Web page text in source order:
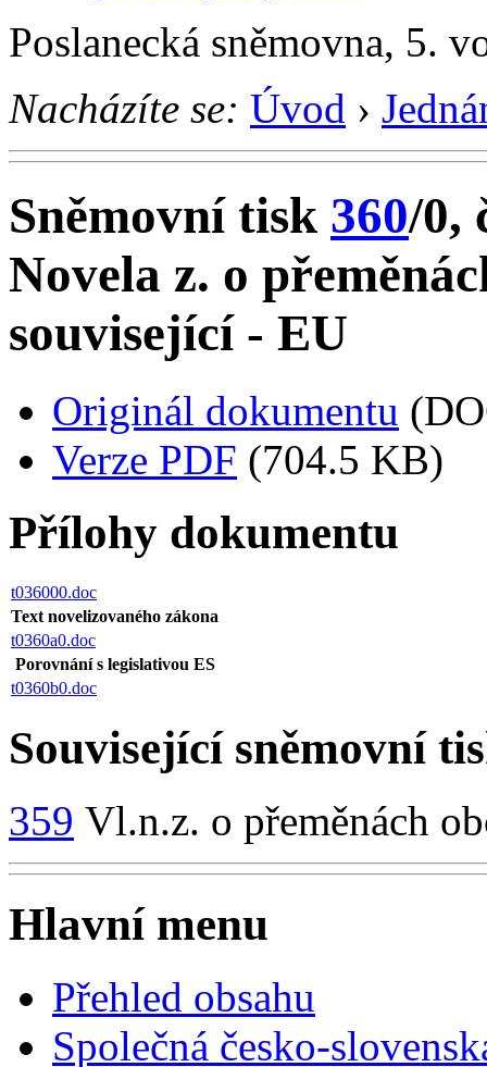
Poslanecká sněmovna, 5.
Nacházíte se: Úvod ›
Sněmovní tisk 360/0,
Novela z. o
související - EU
Originál dokumentu
Verze PDF (704.5 KB)
Přílohy dokumentu
t036000.doc
Text novelizovaného zákona
t0360a0.doc
Porovnání s legislativou ES
t0360b0.doc
Související sněmovní
359 Vl.n.z. o přeměnách
Hlavní menu
Přehled obsahu
Společná česko-